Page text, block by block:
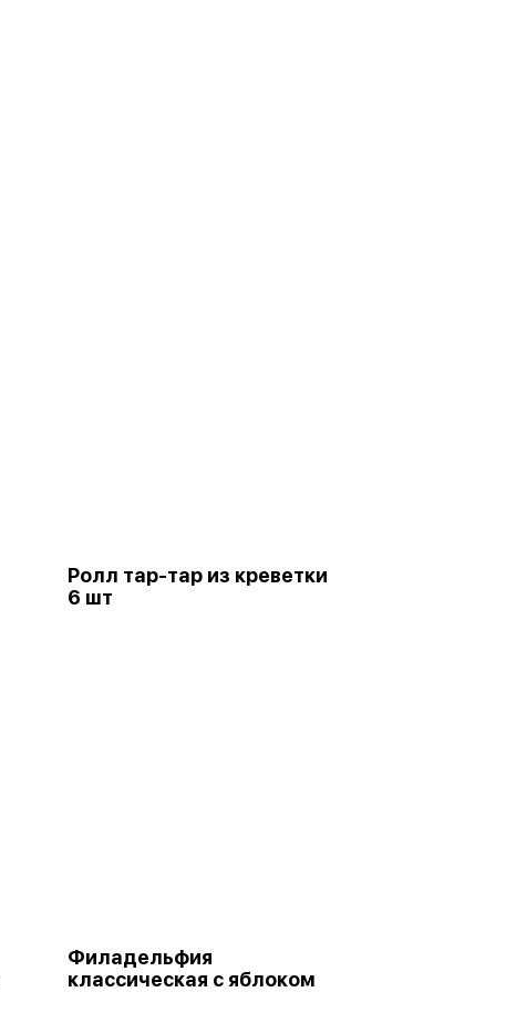
Ролл тар-тар из креветки
6 шт
Филадельфия
классическая с яблоком